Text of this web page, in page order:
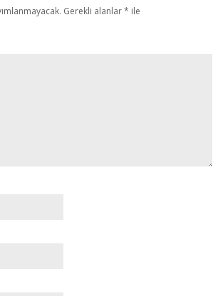
Gerekli alanlar* ile